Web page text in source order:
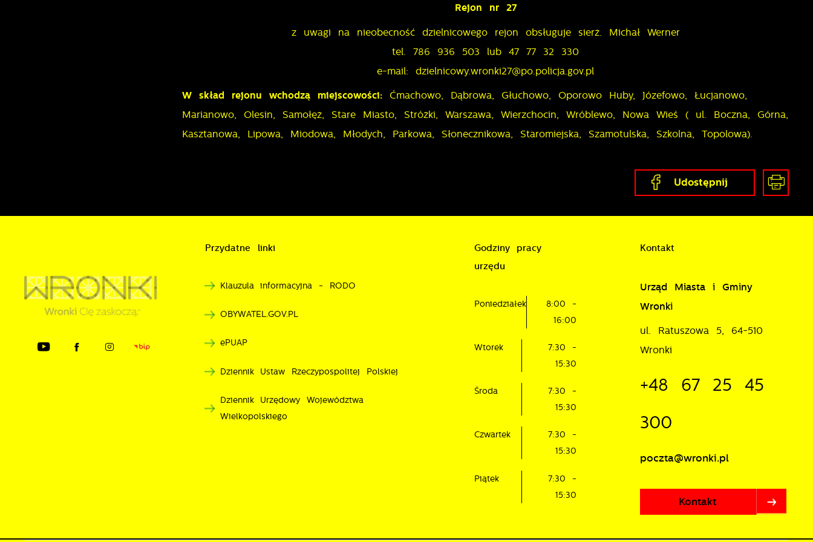
Rejon nr 27
z uwagi na nieobecność dzielnicowego rejon obsługuje sierż. Michał Werner
tel. 786 936 503 lub 47 77 32 330
e-mail: dzielnicowy.wronki27@po.policja.gov.pl
W skład rejonu wchodzą miejscowości:Ćmachowo, Dąbrowa, Głuchowo, Oporowo Huby, Józefowo, Łucjanowo,
Marianowo, Olesin, Samołęż, Stare Miasto, Stróżki, Warszawa, Wierzchocin, Wróblewo, Nowa Wieś ( ul. Boczna, Górna,
Kasztanowa, Lipowa, Miodowa, Młodych, Parkowa, Słonecznikowa, Staromiejska, Szamotulska, Szkolna, Topolowa).
Udostępnij
Przydatne linki
Klauzula informacyjna - RODO
OBYWATEL.GOV.PL
ePUAP
Dziennik Ustaw Rzeczypospolitej Polskiej
Dziennik Urzędowy Województwa
Wielkopolskiego
Godziny pracy
urzędu
Poniedziałek
8:00 -
16:00
Wtorek
7:30 -
15:30
Środa
7:30 -
15:30
Czwartek
7:30 -
15:30
Piątek
7:30 -
15:30
Kontakt
Urząd Miasta i Gminy
Wronki
ul. Ratuszowa 5, 64-510
Wronki
+48 67 25 45
300
poczta@wronki.pl
Kontakt
Promocyjne pliki cookies służą do prezentowania Ci naszych komunikatów
dotyczących przeglądanej witryny internetowej. Treści promocyjne mogą
pojawić się na stronach podmiotów trzecich lub firm będących naszymi
pośredników prezentujących nasze treści w postaci wiadomości, ofert,
komunikatów mediów społecznościowych.